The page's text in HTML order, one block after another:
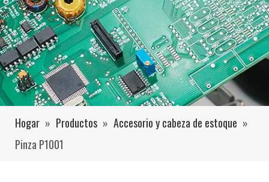
Hogar » Productos » Accesorio y cabeza de estoque »
Pinza P1001